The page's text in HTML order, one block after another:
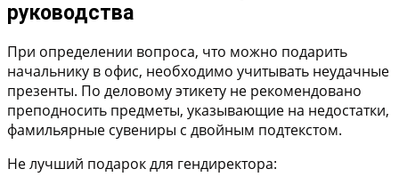
руководства
При определении вопроса, что можно подарить
начальнику в офис, необходимо учитывать неудачные
презенты. По деловому этикету не рекомендовано
преподносить предметы, указывающие на недостатки,
фамильярные сувениры с двойным подтекстом.
Не лучший подарок для гендиректора: